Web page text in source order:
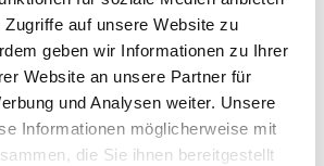
auf unsere Website zu
geben wir Informationen zu Ihrer
Website an unsere Partner für
und Analysen weiter. Unsere
Informationen möglicherweise mit
die Sie ihnen bereitgestellt
Urlaub
und isst, was du in jedem
Monferrato Roero unternehmen
Blick aufs Wetter in Echtzeit.